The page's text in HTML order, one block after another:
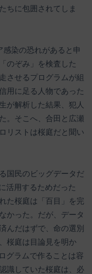
ちに包囲されてしま
染の恐れがあると申
のぞみ」を検査した
させるプログラムが組
用に足る人物であった
が解析した結果、犯人
。そこへ、合田と広瀬
リストは桜庭だと聞い
国民のビッグデータだ
活用するためだった
た桜庭は「百目」を完
かった。だが、データ
んだはずで、命の選別
桜庭は目論見を明か
グラムで作ることは容
識していた桜庭は、必